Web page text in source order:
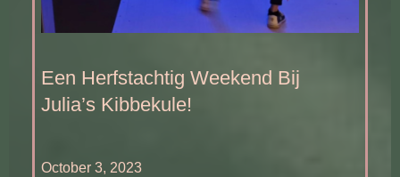
Een Herfstachtig Weekend Bij
Julia’s Kibbekule!
October 3, 2023